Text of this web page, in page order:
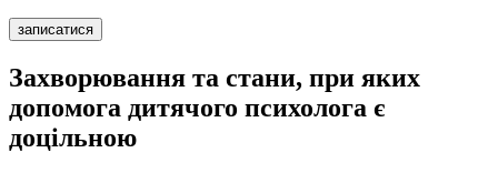
записатися
Захворювання та стани, при яких
допомога дитячого психолога є
доцільною